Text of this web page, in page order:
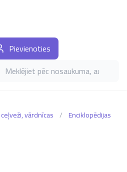
grāmatas pēc nosaukuma, autora,
Pievienoties
vārdnīcas / Enciklopēdijas